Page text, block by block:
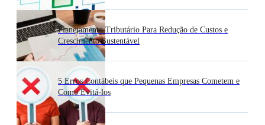
Planejamento Tributário Para Redução de Custos e
Crescimento Sustentável
5 Erros Contábeis que Pequenas Empresas Cometem e
Como Evitá-los